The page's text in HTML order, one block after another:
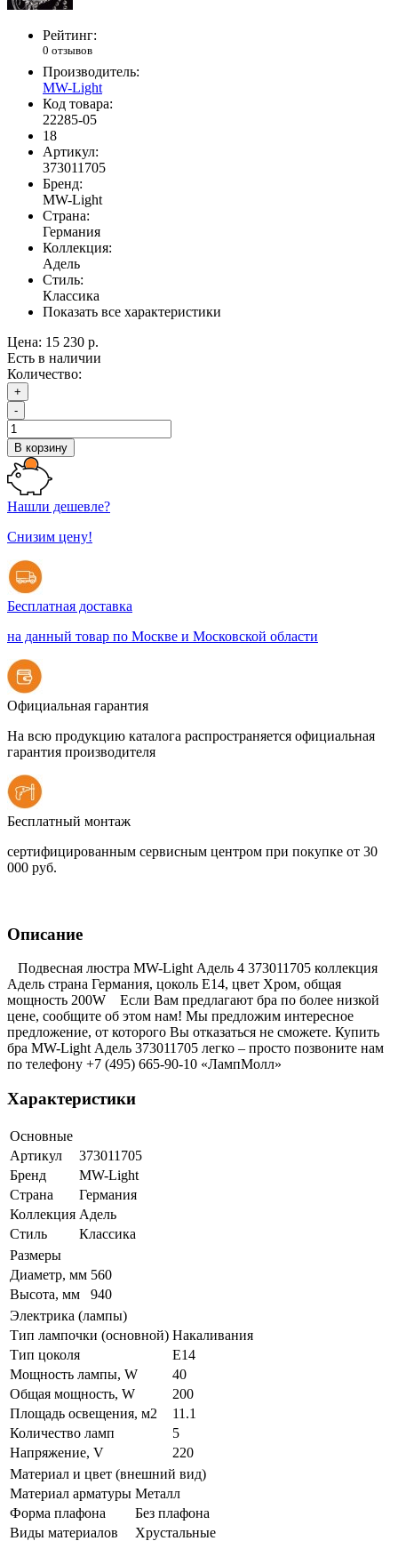
Рейтинг:
0 отзывов
Производитель:
MW-Light
Код товара:
22285-05
18
Артикул:
373011705
Бренд:
MW-Light
Страна:
Германия
Коллекция:
Адель
Стиль:
Классика
Показать все характеристики
Цена: 15 230 р.
Есть в наличии
Количество:
+
-
В корзину
Нашли дешевле?
Снизим цену!
Бесплатная доставка
на данный товар по Москве и Московской области
Официальная гарантия
На всю продукцию каталога распространяется официальная
гарантия производителя
Бесплатный монтаж
сертифицированным сервисным центром при покупке от 30
000 руб.
Описание
Подвесная люстра MW-Light Адель 4 373011705 коллекция
Адель страна Германия, цоколь E14, цвет Хром, общая
мощность 200W Если Вам предлагают бра по более низкой
цене, сообщите об этом нам! Мы предложим интересное
предложение, от которого Вы отказаться не сможете. Купить
бра MW-Light Адель 373011705 легко – просто позвоните нам
по телефону +7 (495) 665-90-10 «ЛампМолл»
Характеристики
Основные
Артикул
373011705
Бренд
MW-Light
Страна
Германия
Коллекция Адель
Стиль
Классика
Размеры
Диаметр, мм 560
Высота, мм
940
Электрика (лампы)
Тип лампочки (основной) Накаливания
Тип цоколя
E14
Мощность лампы, W
40
Общая мощность, W
200
Площадь освещения, м2
11.1
Количество ламп
5
Напряжение, V
220
Материал и цвет (внешний вид)
Материал арматуры Металл
Форма плафона
Без плафона
Виды материалов
Хрустальные